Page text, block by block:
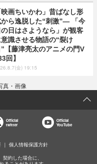
映画ちいかわ」昔ばなし形
から逸脱した“刺激”― 「今
の日はさようなら」が観客
意識させる物語の“裂け
”【藤津亮太のアニメの門V
回】
金) 19:15
真・画像
Official
twitter
Official
YouTube
個人情報保護方針
約した場合に、